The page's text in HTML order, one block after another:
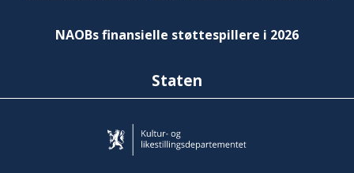
NAOBs finansielle støttespillere i 2026
Staten